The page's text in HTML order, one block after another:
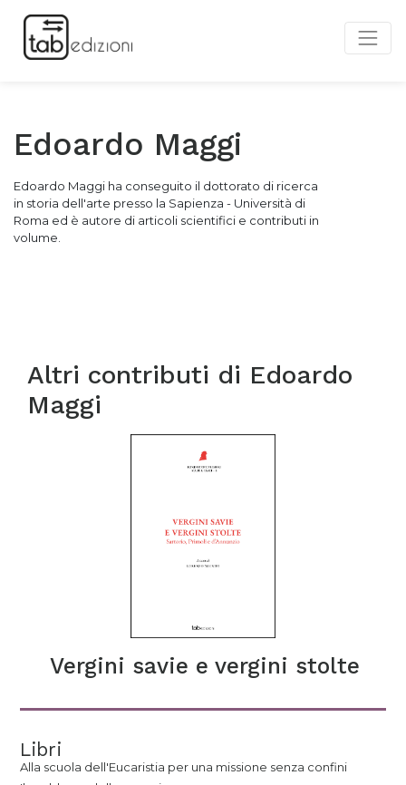
Edoardo Maggi
Edoardo Maggi ha conseguito il dottorato di ricerca
in storia dell'arte presso la Sapienza - Università di
Roma ed è autore di articoli scientifici e contributi in
volume.
Altri contributi di Edoardo
Maggi
Vergini savie e vergini stolte
Libri
Alla scuola dell'Eucaristia per una missione senza confini